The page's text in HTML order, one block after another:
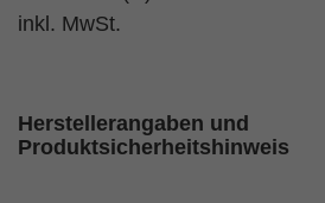
inkl. MwSt.
Herstellerangaben und
Produktsicherheitshinweis